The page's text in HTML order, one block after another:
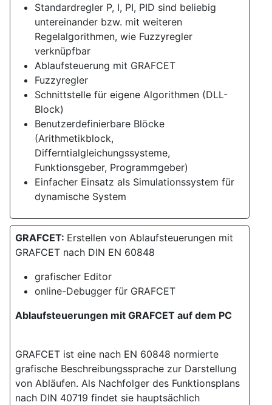
Standardregler P, I, PI, PID sind beliebig
untereinander bzw. mit weiteren
Regelalgorithmen, wie Fuzzyregler
verknüpfbar
Ablaufsteuerung mit GRAFCET
Fuzzyregler
Schnittstelle für eigene Algorithmen (DLL-
Block)
Benutzerdefinierbare Blöcke
(Arithmetikblock,
Differntialgleichungssysteme,
Funktionsgeber, Programmgeber)
Einfacher Einsatz als Simulationssystem für
dynamische System
GRAFCET: Erstellen von Ablaufsteuerungen mit
GRAFCET nach DIN EN 60848
grafischer Editor
online-Debugger für GRAFCET
Ablaufsteuerungen mit GRAFCET auf dem PC
GRAFCET ist eine nach EN 60848 normierte
grafische Beschreibungssprache zur Darstellung
von Abläufen. Als Nachfolger des Funktionsplans
nach DIN 40719 findet sie hauptsächlich